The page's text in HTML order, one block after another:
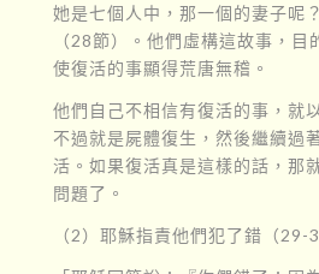
她是七個人中，那一個的妻子呢
（28節）。他們虛構這故事，目
使復活的事顯得荒唐無稽。
他們自己不相信有復活的事，就
不過就是屍體復生，然後繼續過
活。如果復活真是這樣的話，那
問題了。
（2）耶穌指責他們犯了錯（29-